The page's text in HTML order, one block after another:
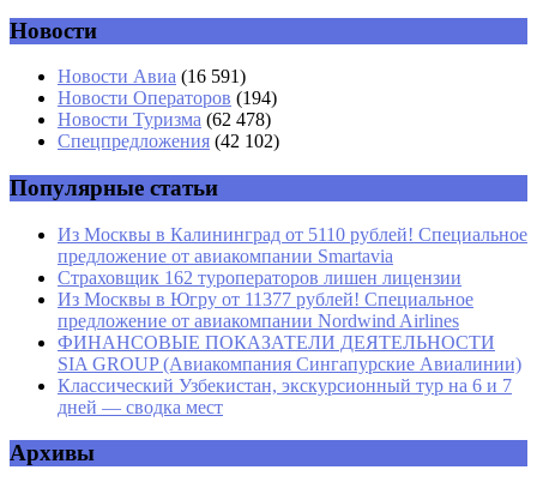
Имя *
Email*
Новости
Новости Авиа (16 591)
Новости Операторов (194)
Новости Туризма (62 478)
Спецпредложения (42 102)
Популярные статьи
Из Москвы в Калининград от 5110 рублей! Специальное
предложение от авиакомпании Smartavia
Страховщик 162 туроператоров лишен лицензии
Из Москвы в Югру от 11377 рублей! Специальное
предложение от авиакомпании Nordwind Airlines
ФИНАНСОВЫЕ ПОКАЗАТЕЛИ ДЕЯТЕЛЬНОСТИ
SIA GROUP (Авиакомпания Сингапурские Авиалинии)
Классический Узбекистан, экскурсионный тур на 6 и 7
дней — сводка мест
Архивы